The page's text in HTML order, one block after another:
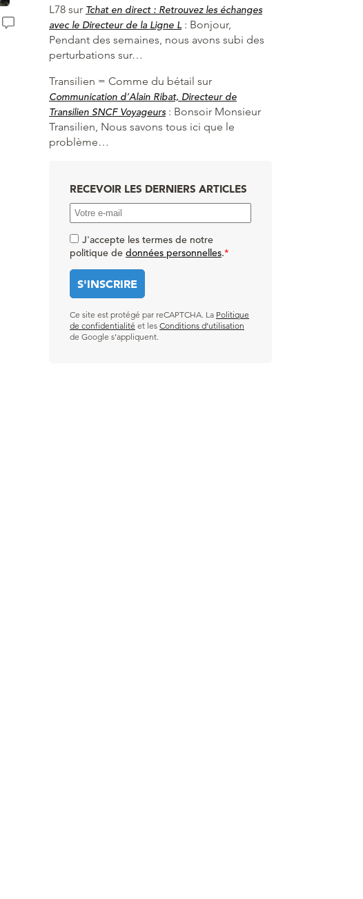
L78 sur Tchat en direct : Retrouvez les échanges
avec le Directeur de la Ligne L: Bonjour,
Pendant des semaines, nous avons subi des
perturbations sur…
Transilien = Comme du bétail sur
Communication d’Alain Ribat, Directeur de
Transilien SNCF Voyageurs : Bonsoir Monsieur
Transilien, Nous savons tous ici que le
problème…
RECEVOIR LES DERNIERS ARTICLES
J'accepte les termes de notre
politique de données personnelles.*
Ce site est protégé par reCAPTCHA. La Politique
de confidentialité et les Conditions d’utilisation
de Google s’appliquent.